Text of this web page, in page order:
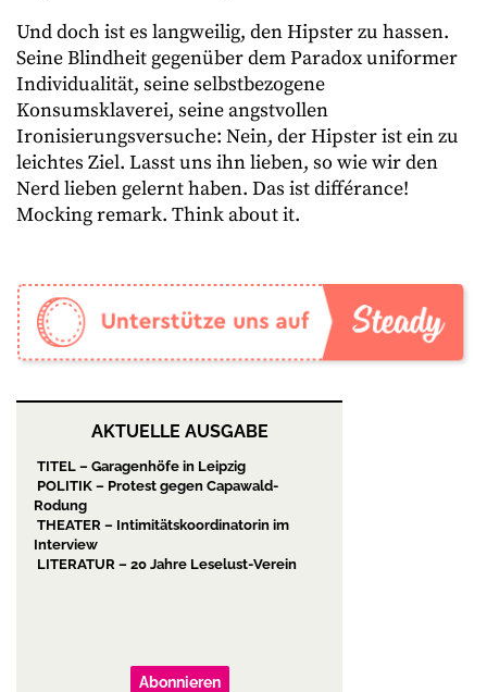
Und doch ist es langweilig, den Hipster zu hassen.
Seine Blindheit gegenüber dem Paradox uniformer
Individualität, seine selbstbezogene
Konsumsklaverei, seine angstvollen
Ironisierungsversuche: Nein, der Hipster ist ein zu
leichtes Ziel. Lasst uns ihn lieben, so wie wir den
Nerd lieben gelernt haben. Das ist différance!
Mocking remark. Think about it.
AKTUELLE AUSGABE
TITEL – Garagenhöfe in Leipzig
POLITIK – Protest gegen Capawald-
Rodung
THEATER – Intimitätskoordinatorin im
Interview
LITERATUR – 20 Jahre Leselust-Verein
Abonnieren